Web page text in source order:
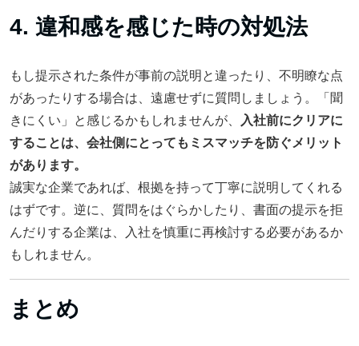
4. 違和感を感じた時の対処法
もし提示された条件が事前の説明と違ったり、不明瞭な点
があったりする場合は、遠慮せずに質問しましょう。「聞
きにくい」と感じるかもしれませんが、
入社前にクリアに
することは、会社側にとってもミスマッチを防ぐメリット
があります。
誠実な企業であれば、根拠を持って丁寧に説明してくれる
はずです。逆に、質問をはぐらかしたり、書面の提示を拒
んだりする企業は、入社を慎重に再検討する必要があるか
もしれません。
まとめ